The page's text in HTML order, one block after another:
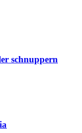
schnuppern